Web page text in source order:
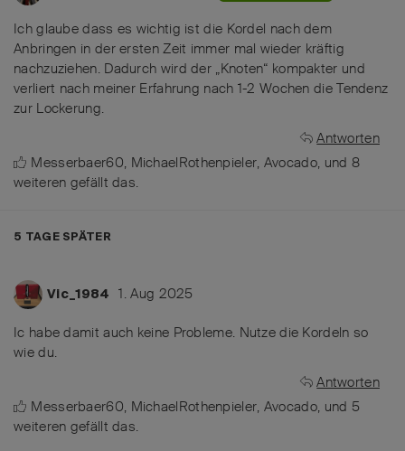
Ich glaube dass es wichtig ist die Kordel nach dem
Anbringen in der ersten Zeit immer mal wieder kräftig
nachzuziehen. Dadurch wird der „Knoten“ kompakter und
verliert nach meiner Erfahrung nach 1-2 Wochen die Tendenz
zur Lockerung.
Antworten
Messerbaer60, MichaelRothenpieler, Avocado, und 8
weiteren gefällt das.
5 TAGESPÄTER
Vic_1984 1. Aug 2025
Ic habe damit auch keine Probleme. Nutze die Kordeln so
wie du.
Antworten
Messerbaer60, MichaelRothenpieler, Avocado, und 5
weiteren gefällt das.